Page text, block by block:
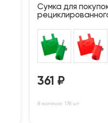
Сумка для
361 ₽
В наличии: 178 шт